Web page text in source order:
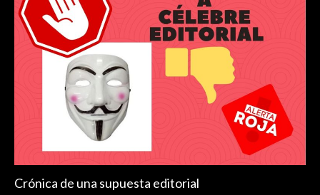
Crónica de una supuesta editorial